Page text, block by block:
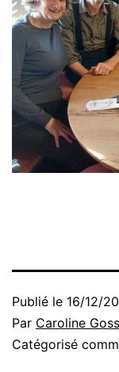
Publié le 16/12/
Par Caroline
Catégorisé